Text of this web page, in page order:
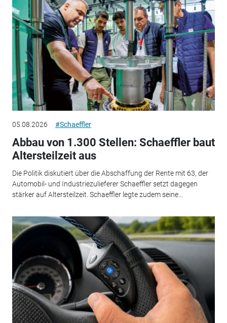
05.08.2026 #Schaeffler
Abbau von 1.300 Stellen: Schaeffler baut
Altersteilzeit aus
Die Politik diskutiert über die Abschaffung der Rente mit 63, der
Automobil- und Industriezulieferer Schaeffler setzt dagegen
stärker auf Altersteilzeit. Schaeffler legte zudem seine...